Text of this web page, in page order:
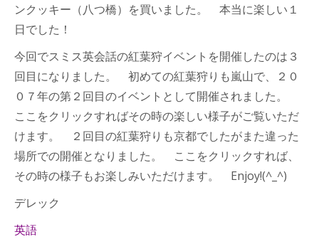
ンクッキー（八つ橋）を買いました。 本当に楽しい１
日でした！
今回でスミス英会話の紅葉狩イベントを開催したのは３
回目になりました。 初めての紅葉狩りも嵐山で、２０
０７年の第２回目のイベントとして開催されました。
ここをクリックすればその時の楽しい様子がご覧いただ
けます。 ２回目の紅葉狩りも京都でしたがまた違った
場所での開催となりました。 ここをクリックすれば、
その時の様子もお楽しみいただけます。 Enjoy!(^_^)
デレック
英語